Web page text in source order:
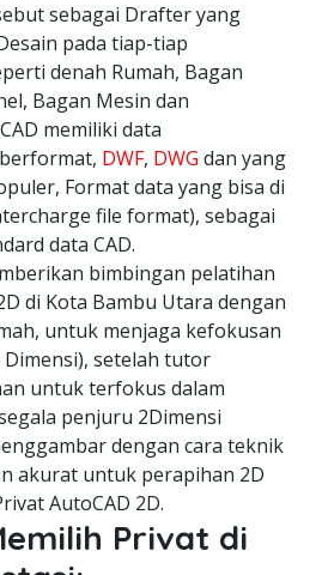
sebagai Drafter yang
pada tiap-tiap
denah Rumah, Bagan
Bagan Mesin dan
memiliki data
DWF, DWG dan yang
Format data yang bisa di
file format), sebagai
data CAD.
bimbingan pelatihan
di Kota Bambu Utara dengan
untuk menjaga kefokusan
setelah tutor
untuk terfokus dalam
penjuru 2Dimensi
dengan cara teknik
akurat untuk perapihan 2D
AutoCAD 2D.
Privat di